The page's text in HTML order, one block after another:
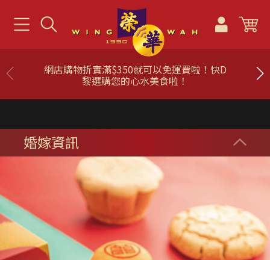
「榮華First Mask」全部香港製造，符合美國
標準ASTM Level 3。
婚嫁資訊